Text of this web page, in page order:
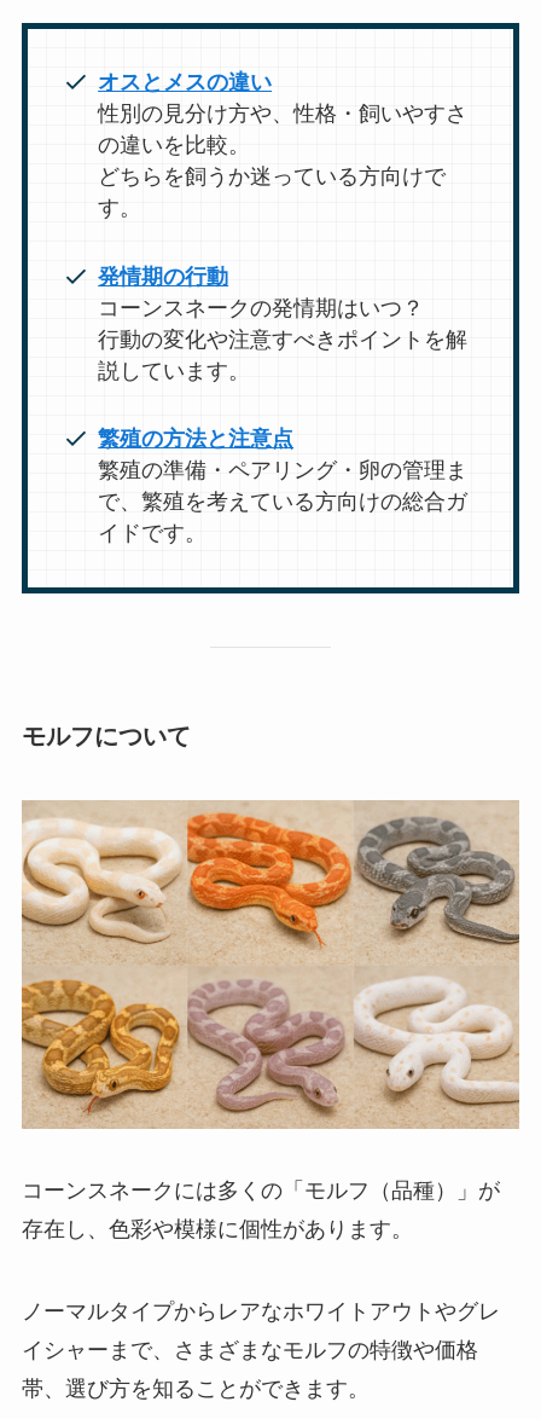
オスとメスの違い
性別の見分け方や、性格・飼いやすさ
の違いを比較。
どちらを飼うか迷っている方向けで
す。
発情期の行動
コーンスネークの発情期はいつ？
行動の変化や注意すべきポイントを解
説しています。
繁殖の方法と注意点
繁殖の準備・ペアリング・卵の管理ま
で、繁殖を考えている方向けの総合ガ
イドです。
モルフについて
コーンスネークには多くの「モルフ（品種）」が
存在し、色彩や模様に個性があります。
ノーマルタイプからレアなホワイトアウトやグレ
イシャーまで、さまざまなモルフの特徴や価格
帯、選び方を知ることができます。